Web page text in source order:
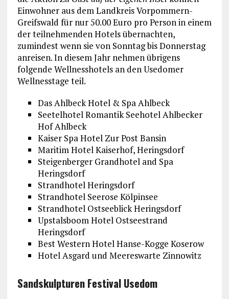
Einwohner aus dem Landkreis Vorpommern-
Greifswald für nur 50.00 Euro pro Person in einem
der teilnehmenden Hotels übernachten,
zumindest wenn sie von Sonntag bis Donnerstag
anreisen. In diesem Jahr nehmen übrigens
folgende Wellnesshotels an den Usedomer
Wellnesstage teil.
Das Ahlbeck Hotel & Spa Ahlbeck
Seetelhotel Romantik Seehotel Ahlbecker
Hof Ahlbeck
Kaiser Spa Hotel Zur Post Bansin
Maritim Hotel Kaiserhof, Heringsdorf
Steigenberger Grandhotel and Spa
Heringsdorf
Strandhotel Heringsdorf
Strandhotel Seerose Kölpinsee
Strandhotel Ostseeblick Heringsdorf
Upstalsboom Hotel Ostseestrand
Heringsdorf
Best Western Hotel Hanse-Kogge Koserow
Hotel Asgard und Meereswarte Zinnowitz
Sandskulpturen Festival Usedom